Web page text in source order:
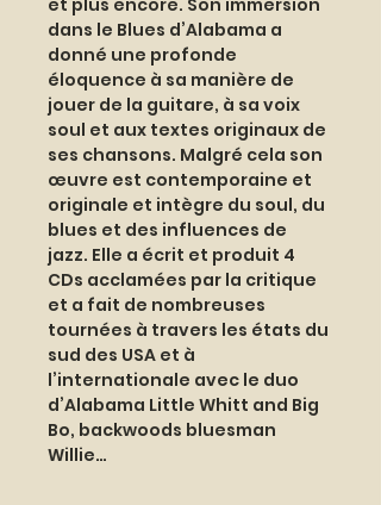
et plus encore. Son immersion
dans le Blues d’Alabama a
donné une profonde
éloquence à sa manière de
jouer de la guitare, à sa voix
soul et aux textes originaux de
ses chansons. Malgré cela son
œuvre est contemporaine et
originale et intègre du soul, du
blues et des influences de
jazz. Elle a écrit et produit 4
CDs acclamées par la critique
et a fait de nombreuses
tournées à travers les états du
sud des USA et à
l’internationale avec le duo
d’Alabama Little Whitt and Big
Bo, backwoods bluesman
Willie…